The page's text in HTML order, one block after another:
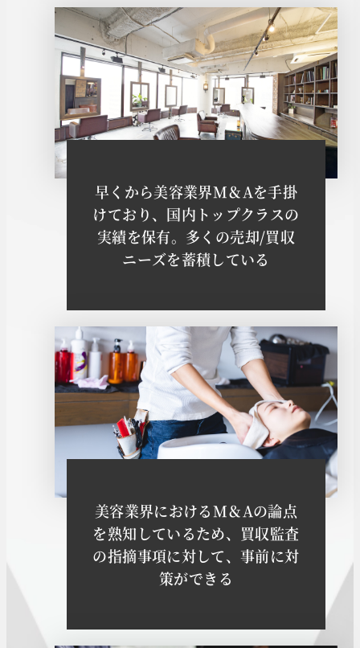
早くから美容業界M＆Aを手掛
けており、国内トップクラスの
実績を保有。多くの売却/買収
ニーズを蓄積している
美容業界におけるM＆Aの論点
を熟知しているため、買収監査
の指摘事項に対して、事前に対
策ができる